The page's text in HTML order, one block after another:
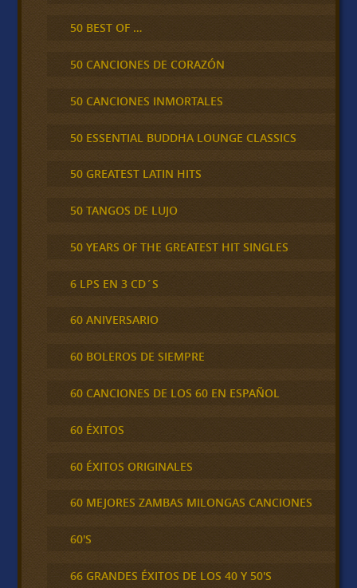
50 BEST OF …
50 CANCIONES DE CORAZÓN
50 CANCIONES INMORTALES
50 ESSENTIAL BUDDHA LOUNGE CLASSICS
50 GREATEST LATIN HITS
50 TANGOS DE LUJO
50 YEARS OF THE GREATEST HIT SINGLES
6 LPS EN 3 CD´S
60 ANIVERSARIO
60 BOLEROS DE SIEMPRE
60 CANCIONES DE LOS 60 EN ESPAÑOL
60 ÉXITOS
60 ÉXITOS ORIGINALES
60 MEJORES ZAMBAS MILONGAS CANCIONES
60'S
66 GRANDES ÉXITOS DE LOS 40 Y 50'S